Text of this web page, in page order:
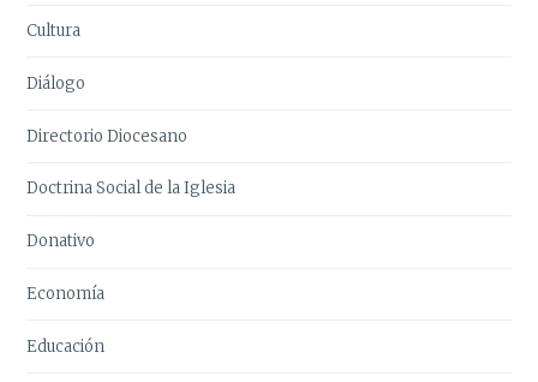
Cultura
Diálogo
Directorio Diocesano
Doctrina Social de la Iglesia
Donativo
Economía
Educación